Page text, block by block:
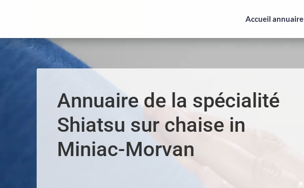
Accueil annuaire
Annuaire de la spécialité
Shiatsu sur chaise in
Miniac-Morvan